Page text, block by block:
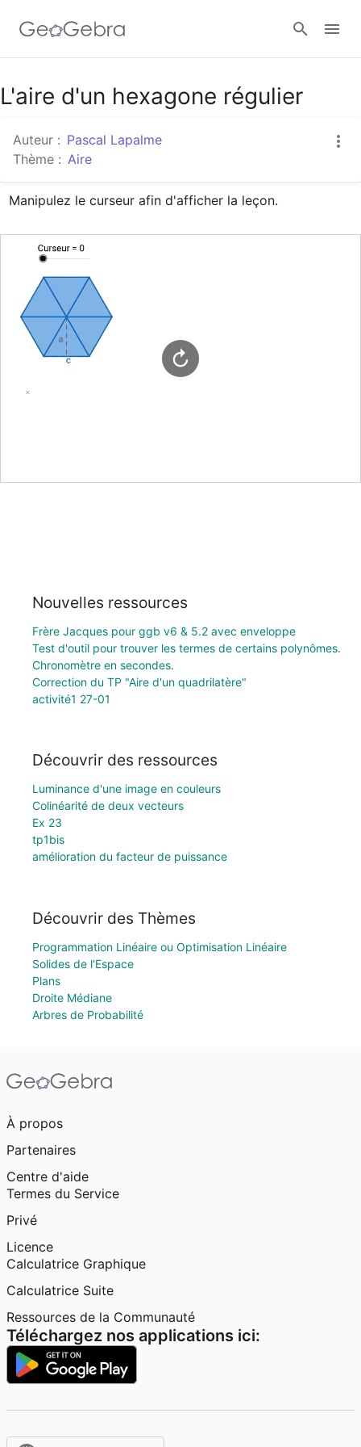
Google Classroom
Classe GeoGebra
Se connecter
L'aire d'un hexagone régulier
Auteur : Pascal Lapalme
Thème : Aire
Manipulez le curseur afin d'afficher la leçon.
Nouvelles ressources
Frère Jacques pour ggb v6 & 5.2 avec enveloppe
Test d'outil pour trouver les termes de certains polynômes.
Chronomètre en secondes.
Correction du TP "Aire d'un quadrilatère"
activité1 27-01
Découvrir des ressources
Luminance d'une image en couleurs
Colinéarité de deux vecteurs
Ex 23
tp1bis
amélioration du facteur de puissance
Découvrir des Thèmes
Programmation Linéaire ou Optimisation Linéaire
Solides de l'Espace
Plans
Droite Médiane
Arbres de Probabilité
À propos
Partenaires
Centre d'aide
Termes du Service
Privé
Licence
Calculatrice Graphique
Calculatrice Suite
Ressources de la Communauté
Téléchargez nos applications ici: